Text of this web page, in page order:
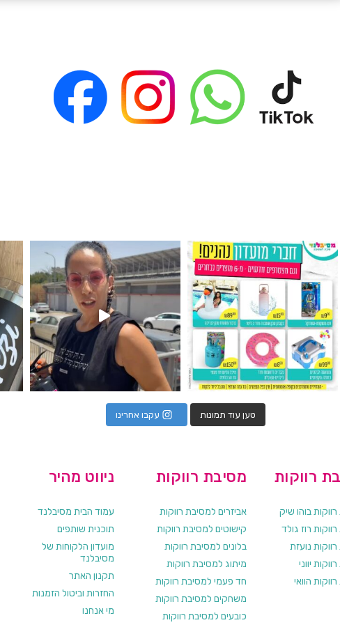
מין העובר רק במסיבלנד !! קיים
כוס נירוסטה ענקית שכול אחד צריך! קיימת באתר ובסני
המוצר הכי מבוקש שלנו
טען עוד תמונות עקבו אחרינו
ניווט מהיר
עמוד הבית מסיבלנד
תוכנית שותפים
מועדון הלקוחות של
מסיבלנד
תקנון האתר
החזרות וביטול הזמנות
מי אנחנו
מסיבת רווקות
אביזרים למסיבת רווקות
קישוטים למסיבת רווקות
בלונים למסיבת רווקות
מיתוג למסיבת רווקות
חד פעמי למסיבת רווקות
משחקים למסיבת רווקות
כובעים למסיבת רווקות
רווקות
בוהו שיק
רוז גולד
נועזת
יווני
הוואי